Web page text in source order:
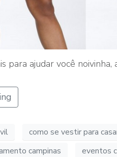
para ajudar você
como se vestir para
campinas
eventos